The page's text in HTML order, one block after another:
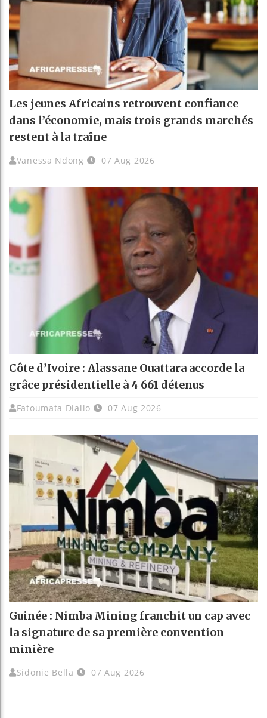
Les jeunes Africains retrouvent confiance
dans l’économie, mais trois grands marchés
restent à la traîne
Vanessa Ndong 07 Aug 2026
Côte d’Ivoire : Alassane Ouattara accorde la
grâce présidentielle à 4 661 détenus
Fatoumata Diallo 07 Aug 2026
Guinée : Nimba Mining franchit un cap avec
la signature de sa première convention
minière
Sidonie Bella 07 Aug 2026